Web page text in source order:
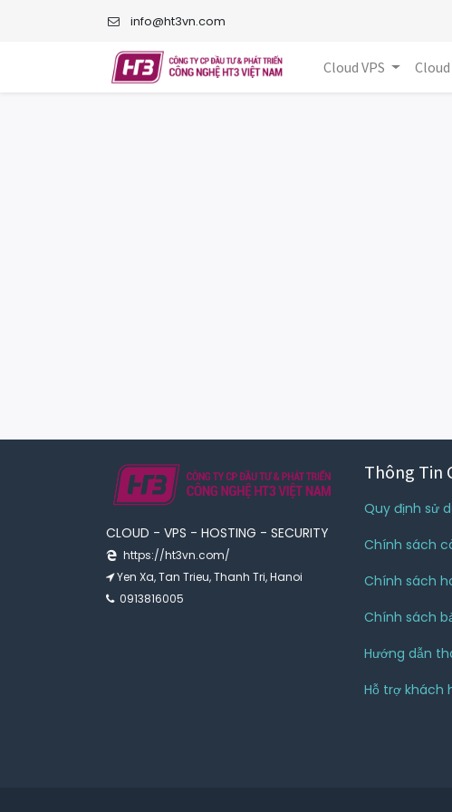
info@ht3vn.com
Cloud VPS
CLOUD - VPS - HOSTING - SECURITY
https://ht3vn.com/
Yen Xa, Tan Trieu, Thanh Tri, Hanoi
0913816005
Thông Tin
Quy định sử
Chính sách
Chính sách
Chính sách
Hướng dẫn
Hỗ trợ khách